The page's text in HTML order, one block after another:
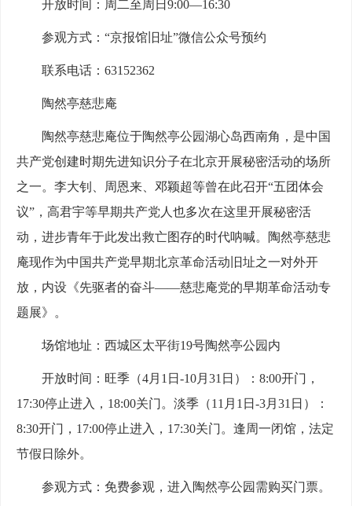
开放时间：周二至周日9:00—16:30
参观方式：“京报馆旧址”微信公众号预约
联系电话：63152362
陶然亭慈悲庵
陶然亭慈悲庵位于陶然亭公园湖心岛西南角，是中国
共产党创建时期先进知识分子在北京开展秘密活动的场所
之一。李大钊、周恩来、邓颖超等曾在此召开“五团体会
议”，高君宇等早期共产党人也多次在这里开展秘密活
动，进步青年于此发出救亡图存的时代呐喊。陶然亭慈悲
庵现作为中国共产党早期北京革命活动旧址之一对外开
放，内设《先驱者的奋斗——慈悲庵党的早期革命活动专
题展》。
场馆地址：西城区太平街19号陶然亭公园内
开放时间：旺季（4月1日-10月31日）：8:00开门，
17:30停止进入，18:00关门。淡季（11月1日-3月31日）：
8:30开门，17:00停止进入，17:30关门。逢周一闭馆，法定
节假日除外。
参观方式：免费参观，进入陶然亭公园需购买门票。